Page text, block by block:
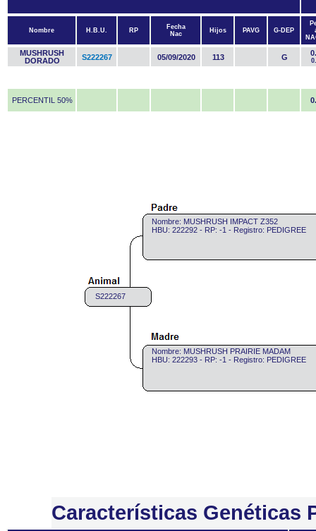
Nombre H.B.U. RP
Fecha
Nac
Hijos PAVG G-DEP
MUSHRUSH
DORADO
S222267 05/09/2020 113 G
PERCENTIL 50%
S222267
Nombre: MUSHRUSH IMPACT Z352
HBU: 222292 - RP: -1 - Registro: PEDIGREE
Nombre: MUSHRUSH PRAIRIE MADAM
HBU: 222293 - RP: -1 - Registro: PEDIGREE
Características Genéticas